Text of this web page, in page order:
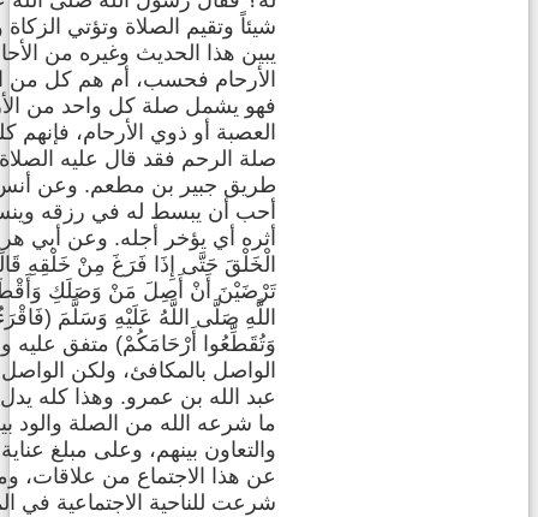
شيئاً وتقيم الصلاة وتؤتي
يبين هذا الحديث وغيره من
الأرحام فحسب، أم هم كل من
فهو يشمل صلة كل واحد من
العصبة أو ذوي الأرحام،
صلة الرحم فقد قال عليه
طريق جبير بن مطعم. وعن
أحب أن يبسط له في رزقه
أثره أي يؤخر أجله. وعن أبي
الْخَلْقَ حَتَّى إِذَا فَرَغَ مِنْ خَلْقِهِ
تَرْضَيْنَ أَنْ أَصِلَ مَنْ وَصَلَكِ
اللَّهِ صَلَّى اللَّهُ عَلَيْهِ وَسَلَّمَ
وَتُقَطِّعُوا أَرْحَامَكُمْ) متفق عليه
الواصل بالمكافئ، ولكن
عبد الله بن عمرو. وهذا كله
ما شرعه الله من الصلة والود
والتعاون بينهم، وعلى مبلغ
عن هذا الاجتماع من علاقات،
شرعت للناحية الاجتماعية في